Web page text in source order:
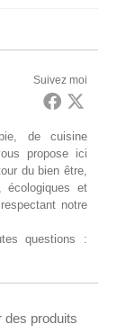
Suivez moi
de cuisine
propose ici
du bien être,
écologiques et
notre
questions :
des produits